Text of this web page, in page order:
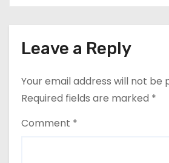
Leave a Reply
Your email address will not be
Required fields are marked *
Comment *